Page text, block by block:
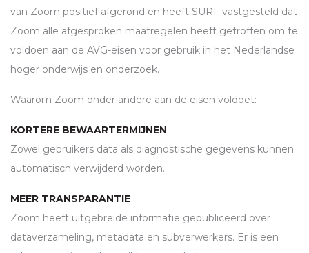
van Zoom positief afgerond en heeft SURF vastgesteld dat
Zoom alle afgesproken maatregelen heeft getroffen om te
voldoen aan de AVG-eisen voor gebruik in het Nederlandse
hoger onderwijs en onderzoek.
Waarom Zoom onder andere aan de eisen voldoet:
KORTERE BEWAARTERMIJNEN
Zowel gebruikers data als diagnostische gegevens kunnen
automatisch verwijderd worden.
MEER TRANSPARANTIE
Zoom heeft uitgebreide informatie gepubliceerd over
dataverzameling, metadata en subverwerkers. Er is een